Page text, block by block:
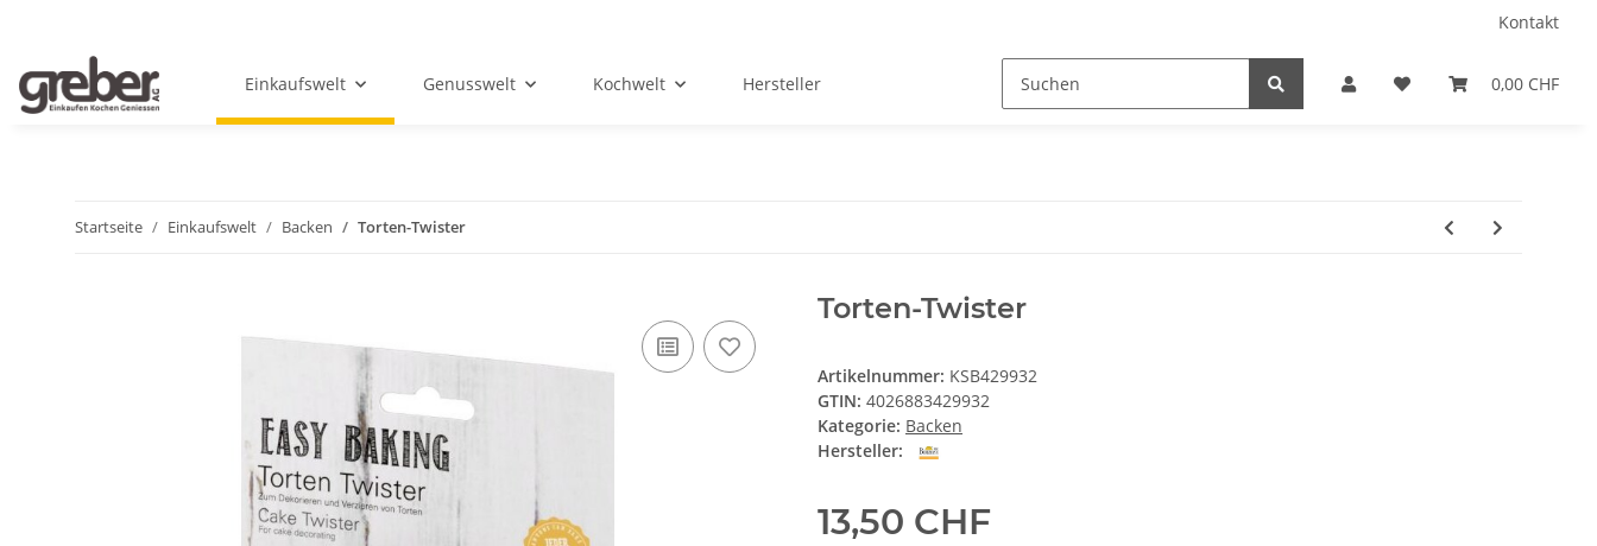
Kontakt
0,00 CHF
Einkaufswelt Genusswelt Kochwelt Hersteller
Startseite Einkaufswelt Backen Torten-Twister
Torten-Twister
Artikelnummer: KSB429932
GTIN: 4026883429932
Kategorie: Backen
Hersteller:
13,50 CHF